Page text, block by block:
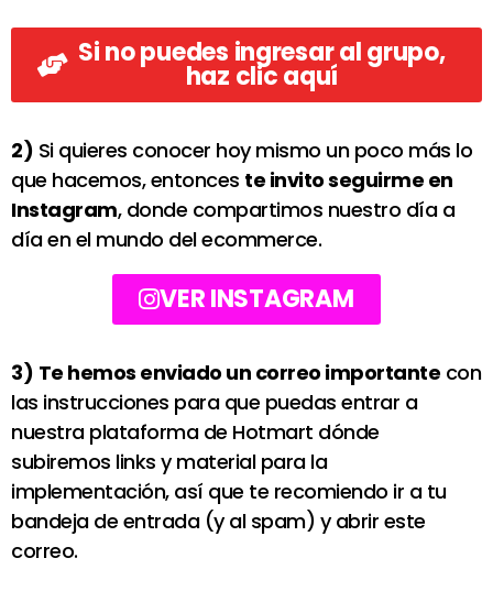
Si no puedes ingresar al grupo,
haz clic aquí
2) Si quieres conocer hoy mismo un poco más lo
que hacemos, entonces te invito seguirme en
Instagram, donde compartimos nuestro día a
día en el mundo del ecommerce.
VER INSTAGRAM
3) Te hemos enviado un correo importante con
las instrucciones para que puedas entrar a
nuestra plataforma de Hotmart dónde
subiremos links y material para la
implementación, así que te recomiendo ir a tu
bandeja de entrada (y al spam) y abrir este
correo.